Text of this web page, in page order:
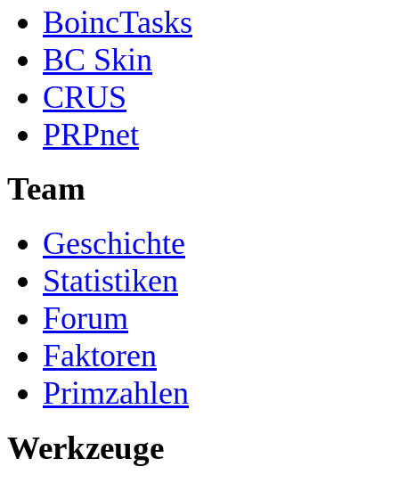
BoincTasks
BC Skin
CRUS
PRPnet
Team
Geschichte
Statistiken
Forum
Faktoren
Primzahlen
Werkzeuge